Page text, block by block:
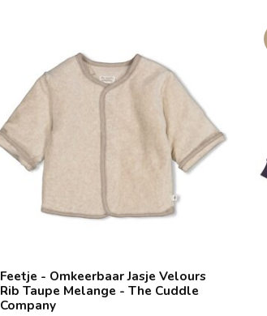
Feetje - Omkeerbaar Jasje Velours
Rib Taupe Melange - The Cuddle
Company